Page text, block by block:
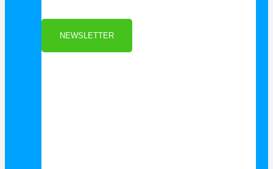
Als Danke schön für Ihre Anmeldung
NEWSLETTER